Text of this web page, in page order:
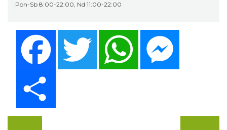
Pon-Sb 8:00-22:00, Nd 11:00-22:00
Twitter WhatsApp